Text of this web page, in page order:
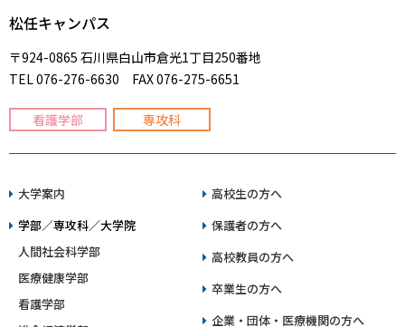
松任キャンパス
〒924-0865 石川県白山市倉光1丁目250番地
TEL 076-276-6630 FAX 076-275-6651
看護学部 専攻科
大学案内
学部／専攻科／大学院
人間社会科学部
医療健康学部
看護学部
高校生の方へ
保護者の方へ
高校教員の方へ
卒業生の方へ
企業・団体・医療機関の方へ